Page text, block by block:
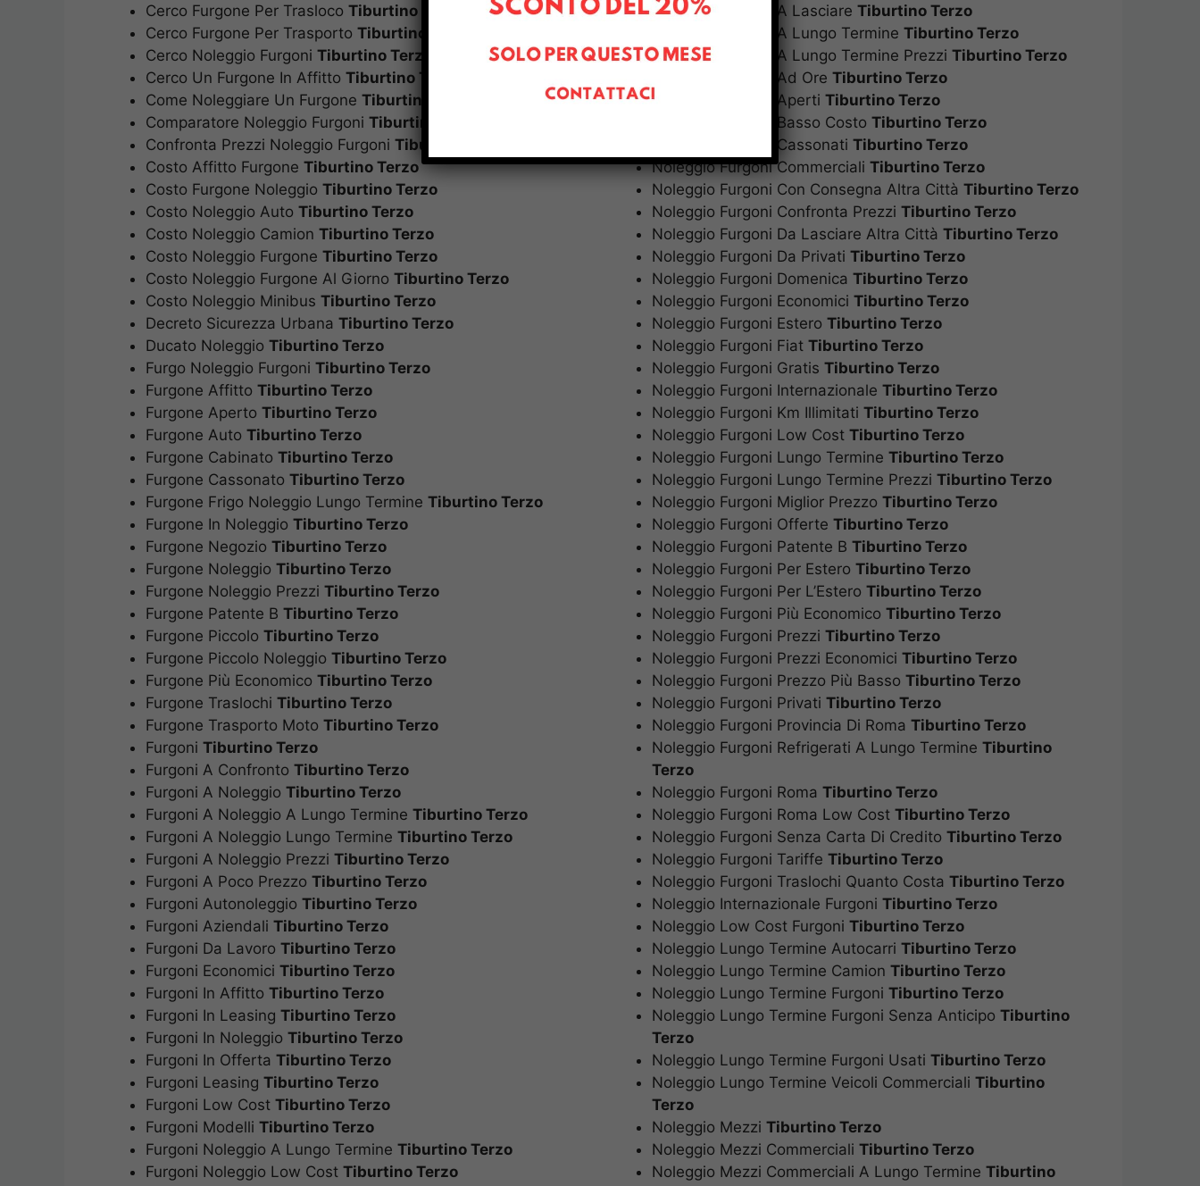
Cerco Furgone Per Trasloco Tiburtino Terzo
Cerco Furgone Per Trasporto Tiburtino Terzo
Cerco Noleggio Furgoni Tiburtino Terzo
Cerco Un Furgone In Affitto Tiburtino Terzo
Come Noleggiare Un Furgone Tiburtino Terzo
Comparatore Noleggio Furgoni Tiburtino Terzo
Confronta Prezzi Noleggio Furgoni Tiburtino Terzo
Costo Affitto Furgone Tiburtino Terzo
Costo Furgone Noleggio Tiburtino Terzo
Costo Noleggio Auto Tiburtino Terzo
Costo Noleggio Camion Tiburtino Terzo
Costo Noleggio Furgone Tiburtino Terzo
Costo Noleggio Furgone Al Giorno Tiburtino Terzo
Costo Noleggio Minibus Tiburtino Terzo
Decreto Sicurezza Urbana Tiburtino Terzo
Ducato Noleggio Tiburtino Terzo
Furgo Noleggio Furgoni Tiburtino Terzo
Furgone Affitto Tiburtino Terzo
Furgone Aperto Tiburtino Terzo
Furgone Auto Tiburtino Terzo
Furgone Cabinato Tiburtino Terzo
Furgone Cassonato Tiburtino Terzo
Furgone Frigo Noleggio Lungo Termine Tiburtino Terzo
Furgone In Noleggio Tiburtino Terzo
Furgone Negozio Tiburtino Terzo
Furgone Noleggio Tiburtino Terzo
Furgone Noleggio Prezzi Tiburtino Terzo
Furgone Patente B Tiburtino Terzo
Furgone Piccolo Tiburtino Terzo
Furgone Piccolo Noleggio Tiburtino Terzo
Furgone Più Economico Tiburtino Terzo
Furgone Traslochi Tiburtino Terzo
Furgone Trasporto Moto Tiburtino Terzo
Furgoni Tiburtino Terzo
Furgoni A Confronto Tiburtino Terzo
Furgoni A Noleggio Tiburtino Terzo
Furgoni A Noleggio A Lungo Termine Tiburtino Terzo
Furgoni A Noleggio Lungo Termine Tiburtino Terzo
Furgoni A Noleggio Prezzi Tiburtino Terzo
Furgoni A Poco Prezzo Tiburtino Terzo
Furgoni Autonoleggio Tiburtino Terzo
Furgoni Aziendali Tiburtino Terzo
Furgoni Da Lavoro Tiburtino Terzo
Furgoni Economici Tiburtino Terzo
Furgoni In Affitto Tiburtino Terzo
Furgoni In Leasing Tiburtino Terzo
Furgoni In Noleggio Tiburtino Terzo
Furgoni In Offerta Tiburtino Terzo
Furgoni Leasing Tiburtino Terzo
Furgoni Low Cost Tiburtino Terzo
Furgoni Modelli Tiburtino Terzo
Furgoni Noleggio A Lungo Termine Tiburtino Terzo
Furgoni Noleggio Low Cost Tiburtino Terzo
Noleggio Furgoni A LasciareTiburtino Terzo
Noleggio Furgoni A Lungo TermineTiburtino Terzo
Noleggio Furgoni A Lungo Termine PrezziTiburtino Terzo
Noleggio Furgoni Ad OreTiburtino Terzo
Noleggio Furgoni ApertiTiburtino Terzo
Noleggio Furgoni Basso CostoTiburtino Terzo
Noleggio Furgoni CassonatiTiburtino Terzo
Noleggio Furgoni CommercialiTiburtino Terzo
Noleggio Furgoni Con Consegna Altra CittàTiburtino Terzo
Noleggio Furgoni Confronta PrezziTiburtino Terzo
Noleggio Furgoni Da Lasciare Altra CittàTiburtino Terzo
Noleggio Furgoni Da PrivatiTiburtino Terzo
Noleggio Furgoni DomenicaTiburtino Terzo
Noleggio Furgoni EconomiciTiburtino Terzo
Noleggio Furgoni EsteroTiburtino Terzo
Noleggio Furgoni FiatTiburtino Terzo
Noleggio Furgoni GratisTiburtino Terzo
Noleggio Furgoni InternazionaleTiburtino Terzo
Noleggio Furgoni Km IllimitatiTiburtino Terzo
Noleggio Furgoni Low CostTiburtino Terzo
Noleggio Furgoni Lungo TermineTiburtino Terzo
Noleggio Furgoni Lungo Termine PrezziTiburtino Terzo
Noleggio Furgoni Miglior PrezzoTiburtino Terzo
Noleggio Furgoni OfferteTiburtino Terzo
Noleggio Furgoni Patente BTiburtino Terzo
Noleggio Furgoni Per EsteroTiburtino Terzo
Noleggio Furgoni Per L’EsteroTiburtino Terzo
Noleggio Furgoni Più EconomicoTiburtino Terzo
Noleggio Furgoni PrezziTiburtino Terzo
Noleggio Furgoni Prezzi EconomiciTiburtino Terzo
Noleggio Furgoni Prezzo Più BassoTiburtino Terzo
Noleggio Furgoni PrivatiTiburtino Terzo
Noleggio Furgoni Provincia Di RomaTiburtino Terzo
Noleggio Furgoni Refrigerati A Lungo TermineTiburtino
Terzo
Noleggio Furgoni RomaTiburtino Terzo
Noleggio Furgoni Roma Low CostTiburtino Terzo
Noleggio Furgoni Senza Carta Di CreditoTiburtino Terzo
Noleggio Furgoni TariffeTiburtino Terzo
Noleggio Furgoni Traslochi Quanto CostaTiburtino Terzo
Noleggio Internazionale FurgoniTiburtino Terzo
Noleggio Low Cost FurgoniTiburtino Terzo
Noleggio Lungo Termine AutocarriTiburtino Terzo
Noleggio Lungo Termine CamionTiburtino Terzo
Noleggio Lungo Termine FurgoniTiburtino Terzo
Noleggio Lungo Termine Furgoni Senza AnticipoTiburtino
Terzo
Noleggio Lungo Termine Furgoni UsatiTiburtino Terzo
Noleggio Lungo Termine Veicoli CommercialiTiburtino Terzo
Noleggio Mezzi
Noleggio Mezzi CommercialiTiburtino Terzo
Noleggio Mezzi Commerciali A Lungo Termine
Terzo